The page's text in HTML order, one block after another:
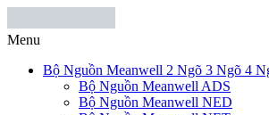
Menu
Bộ Nguồn Meanwell 2 Ngõ 3 Ngõ 4
Bộ Nguồn Meanwell ADS
Bộ Nguồn Meanwell NED